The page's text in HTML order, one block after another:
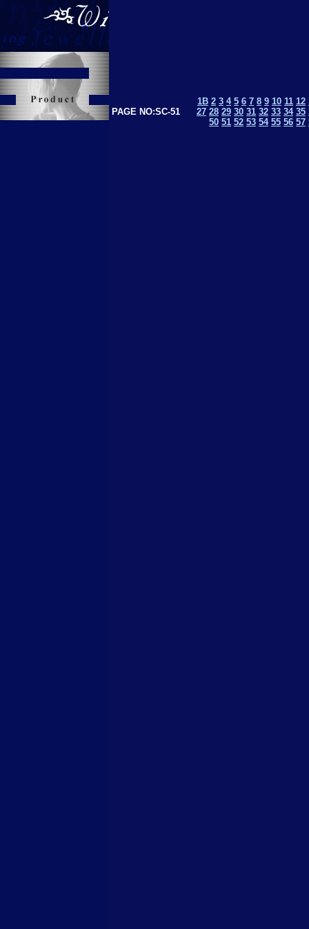
PAGE NO:SC-51
1B 2 3 4 5 6 7 8 9 10 11 12
27 28 29 30 31 32 33 34 35
50 51 52 53 54 55 56 57